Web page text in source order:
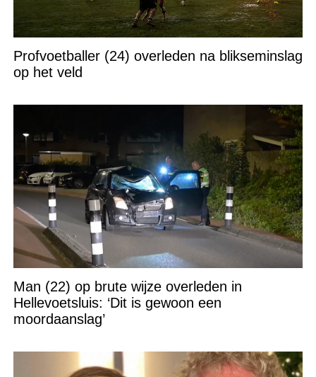
Profvoetballer (24) overleden na blikseminslag
op het veld
Man (22) op brute wijze overleden in
Hellevoetsluis: ‘Dit is gewoon een
moordaanslag’